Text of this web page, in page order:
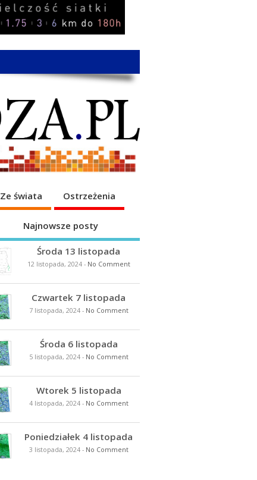
Ze świata Ostrzeżenia
Najnowsze posty
Środa 13 listopada
12 listopada, 2024- No Comment
Czwartek 7 listopada
7 listopada, 2024- No Comment
Środa 6 listopada
5 listopada, 2024- No Comment
Wtorek 5 listopada
4 listopada, 2024- No Comment
Poniedziałek 4 listopada
3 listopada, 2024- No Comment